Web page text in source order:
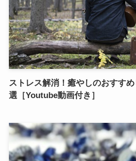
ストレス解消！癒やしのおすす
選［Youtube動画付き］